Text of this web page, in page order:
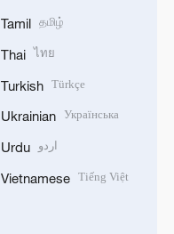
Tamil தமிழ்
Thai ไทย
Turkish Türkçe
Ukrainian Українська
Urdu اردو
Vietnamese Tiếng Việt